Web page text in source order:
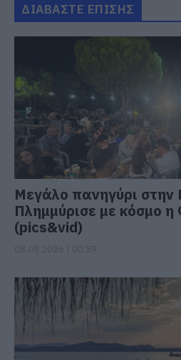
ΔΙΑΒΑΣΤΕ ΕΠΙΣΗΣ
Μεγάλο πανηγύρι στην
Πλημμύρισε με κόσμο
(pics&vid)